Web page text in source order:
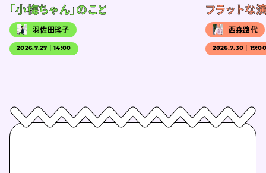
「小梅ちゃん」のこと
羽佐田瑤子
2026.7.27｜14:00
フラットな
西森路代
2026.7.30｜